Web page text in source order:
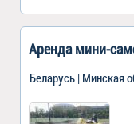
Аренда мини-
Беларусь | Минская